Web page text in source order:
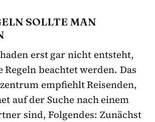
SOLLTE MAN
erst gar nicht entsteht,
Regeln beachtet werden. Das
empfiehlt Reisenden,
auf der Suche nach einem
sind, Folgendes: Zunächst